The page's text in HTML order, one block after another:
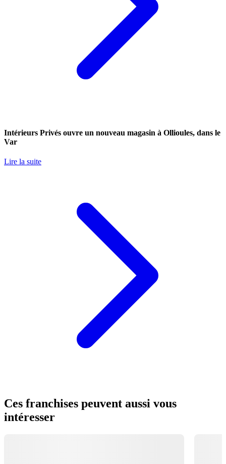
Intérieurs Privés ouvre un nouveau magasin à Ollioules, dans le
Var
Lire la suite
Ces franchises peuvent aussi vous
intéresser